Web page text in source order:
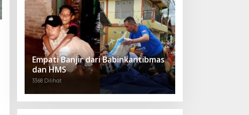
Empati Banjir dari Babinkantibmas
dan HMS
3368 Dilihat